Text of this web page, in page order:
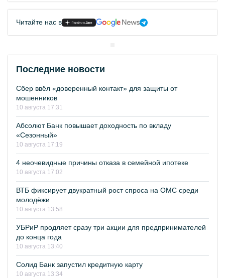
Читайте нас в
Последние новости
Сбер ввёл «доверенный контакт» для защиты от
мошенников
10 августа 17:31
Абсолют Банк повышает доходность по вкладу
«Сезонный»
10 августа 17:19
4 неочевидные причины отказа в семейной ипотеке
10 августа 17:02
ВТБ фиксирует двукратный рост спроса на ОМС среди
молодёжи
10 августа 13:58
УБРиР продляет сразу три акции для предпринимателей
до конца года
10 августа 13:40
Солид Банк запустил кредитную карту
10 августа 13:34